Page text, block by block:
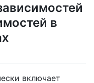
в
включает